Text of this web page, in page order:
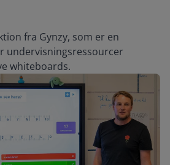
fra Gynzy, som er en
undervisningsressourcer
whiteboards.